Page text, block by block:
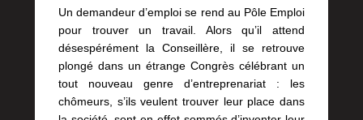
Un demandeur d’emploi se rend au Pôle Emploi
pour trouver un travail. Alors qu’il attend
désespérément la Conseillère, il se retrouve
plongé dans un étrange Congrès célébrant un
tout nouveau genre d’entreprenariat : les
chômeurs, s’ils veulent trouver leur place dans